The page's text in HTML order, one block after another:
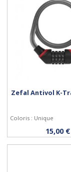
Acheter
Zefal Antivol K-
Coloris : Unique
15,00 €